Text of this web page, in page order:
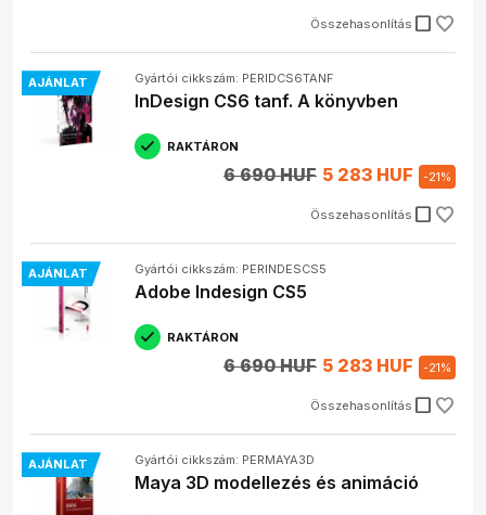
Összehasonlítás check_box_outline_blank
AJÁNLAT Gyártói cikkszám: PERIDCS6TANF
InDesign CS6 tanf. A könyvben
RAKTÁRON
Összehasonlítás check_box_outline_blank
6 690 HUF 5 283 HUF -21%
AJÁNLAT Gyártói cikkszám: PERINDESCS5
Adobe Indesign CS5
RAKTÁRON
Összehasonlítás check_box_outline_blank
6 690 HUF 5 283 HUF -21%
AJÁNLAT Gyártói cikkszám: PERMAYA3D
Maya 3D modellezés és animáció